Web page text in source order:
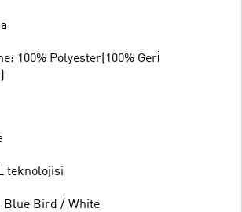
100% Polyester(100% Geri̇
teknolojisi
Blue Bird / White